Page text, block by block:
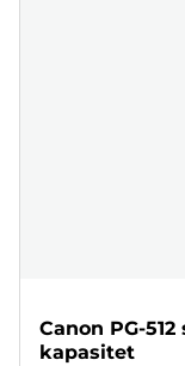
Canon PG-
kapasitet